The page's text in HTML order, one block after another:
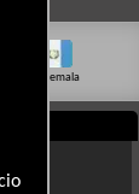
Guatemala